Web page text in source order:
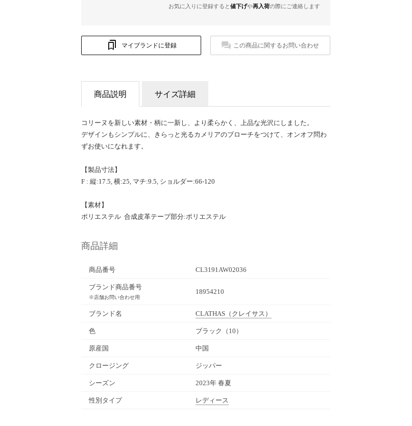
お気に入りに登録すると値下げや再入荷の際にご連絡します
マイブランドに登録 この商品に関するお問い合わせ
商品説明 サイズ詳細
コリーヌを新しい素材・柄に一新し、より柔らかく、上品な光沢にしました。
デザインもシンプルに、きらっと光るカメリアのブローチをつけて、オンオフ問わ
ずお使いになれます。
【製品寸法】
F : 縦:17.5, 横:25, マチ:9.5, ショルダー:66-120
【素材】
ポリエステル 合成皮革テープ部分:ポリエステル
商品詳細
商品番号 CL3191AW02036
ブランド商品番号
※店舗お問い合わせ用
18954210
ブランド名 CLATHAS （クレイサス）
色 ブラック（10）
原産国 中国
クロージング ジッパー
シーズン 2023年 春夏
性別タイプ レディース